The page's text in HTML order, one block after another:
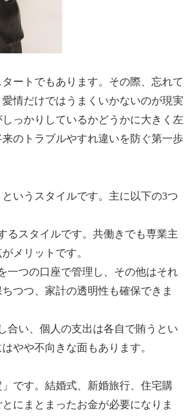
ートでもあります。その際、忘れて
情だけではうまくいかないのが現実
っかりしているかどうかに大きく左
のトラブルやすれ違いを防ぐ第一歩
いうスタイルです。主に以下の3つ
るスタイルです。共働きでも専業主
メリットです。
一つの口座で管理し、その他はそれ
つつ、家計の透明性も確保できま
合い、個人の支出は各自で賄うとい
やや不向きな面もあります。
です。結婚式、新婚旅行、住宅購
にまとまったお金が必要になりま